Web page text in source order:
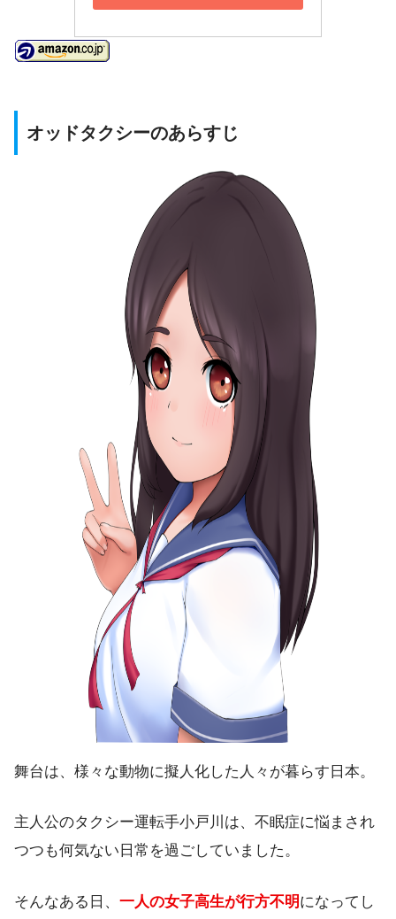
オッドタクシーのあらすじ
舞台は、様々な動物に擬人化した人々が暮らす日本。
主人公のタクシー運転手小戸川は、不眠症に悩まされ
つつも何気ない日常を過ごしていました。
そんなある日、 一人の女子高生が行方不明になってし